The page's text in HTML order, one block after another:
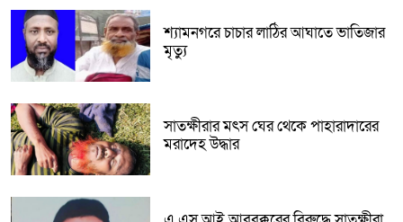
শ্যামনগরে চাচার লাঠির আঘাতে ভাতিজার
মৃত্যু
সাতক্ষীরার মৎস ঘের থেকে পাহারাদারের
মরাদেহ উদ্ধার